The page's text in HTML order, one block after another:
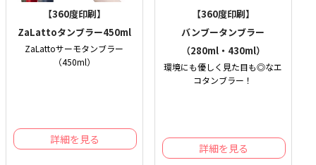
【360度印刷】
ZaLattoタンブラー450ml
ZaLattoサーモタンブラー
（450ml）
詳細を見る
【360度印刷】
バンブータンブラー
（280ml・430ml）
環境にも優しく見た目も◎なエ
コタンブラー！
詳細を見る